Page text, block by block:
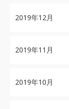
2019年12月
2019年11月
2019年10月